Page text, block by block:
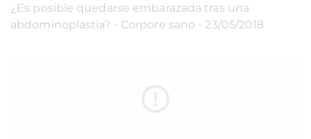
¿Es posible quedarse embarazada tras una
abdominoplastia? - Corpore sano - 23/05/2018